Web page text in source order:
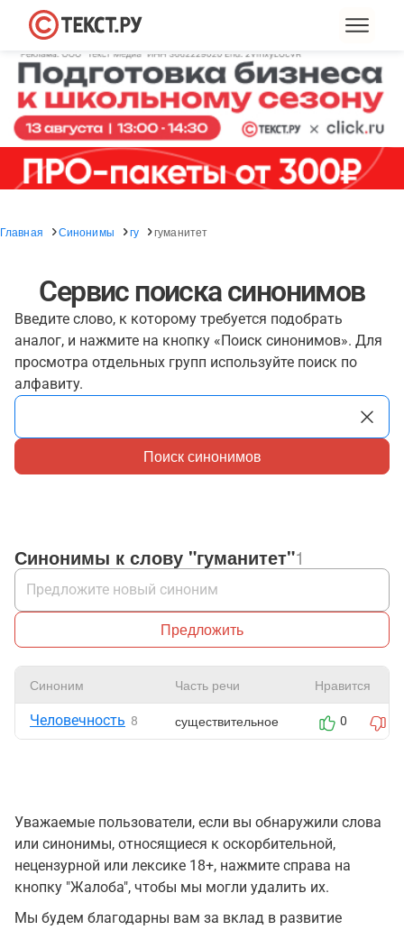
Главная Синонимы гу гуманитет
Сервис поиска синонимов
Введите слово, к которому требуется подобрать
аналог, и нажмите на кнопку «Поиск синонимов». Для
просмотра отдельных групп используйте поиск по
алфавиту.
Поиск синонимов
Синонимы к слову "гуманитет"1
Предложить
Синоним Часть речи Нравится
Человечность 8 существительное 0
Уважаемые пользователи, если вы обнаружили слова
или синонимы, относящиеся к оскорбительной,
нецензурной или лексике 18+, нажмите справа на
кнопку "Жалоба", чтобы мы могли удалить их.
Мы будем благодарны вам за вклад в развитие